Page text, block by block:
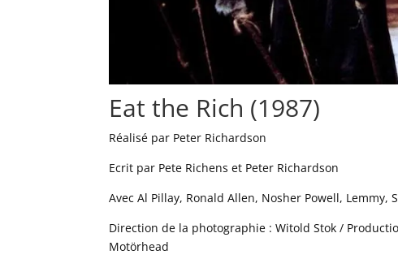
Eat the Rich (1987)
Réalisé par Peter Richardson
Ecrit par Pete Richens et Peter Richardson
Avec Al Pillay, Ronald Allen, Nosher Powell, Lemmy,
Direction de la photographie : Witold Stok /
Motörhead